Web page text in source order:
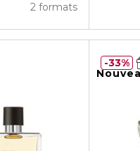
2 formats
33%